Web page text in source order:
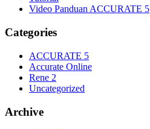
Video Panduan ACCURATE 5
Categories
ACCURATE 5
Accurate Online
Rene 2
Uncategorized
Archive